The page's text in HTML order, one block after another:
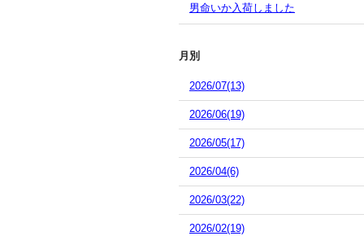
男命いか入荷しました
月別
2026/07(13)
2026/06(19)
2026/05(17)
2026/04(6)
2026/03(22)
2026/02(19)